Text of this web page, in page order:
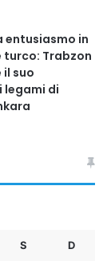
il greggio
inviato verso
collegamento
entusiasmo in
Trabzon
il suo
di
S D